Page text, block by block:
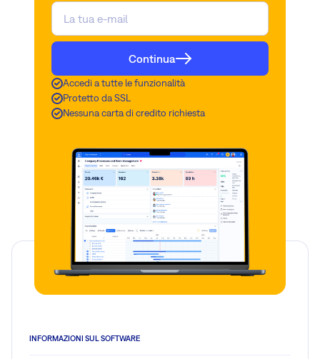
Continua
Accedi a tutte le funzionalità
Protetto da SSL
Nessuna carta di credito richiesta
INFORMAZIONI SUL SOFTWARE